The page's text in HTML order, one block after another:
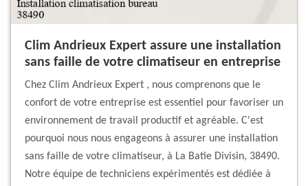
Clim Andrieux Expert assure une installation
sans faille de votre climatiseur en entreprise
Chez Clim Andrieux Expert , nous comprenons que le
confort de votre entreprise est essentiel pour favoriser un
environnement de travail productif et agréable. C'est
pourquoi nous nous engageons à assurer une installation
sans faille de votre climatiseur, à La Batie Divisin, 38490.
Notre équipe de techniciens expérimentés est dédiée à